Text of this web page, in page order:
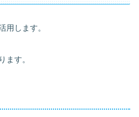
用します。
ます。